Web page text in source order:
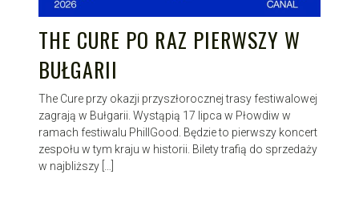
THE CURE PO RAZ PIERWSZY W
BUŁGARII
The Cure przy okazji przyszłorocznej trasy festiwalowej
zagrają w Bułgarii. Wystąpią 17 lipca w Płowdiw w
ramach festiwalu PhillGood. Będzie to pierwszy koncert
zespołu w tym kraju w historii. Bilety trafią do sprzedaży
w najbliższy […]